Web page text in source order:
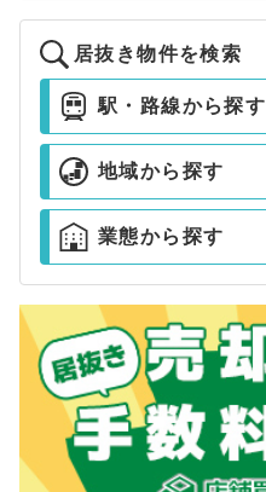
居抜き物件を検索
駅・路線から探す
地域から探す
業態から探す